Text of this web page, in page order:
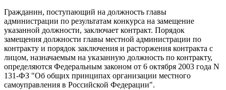
Гражданин, поступающий на должность главы
администрации по результатам конкурса на замещение
указанной должности, заключает контракт. Порядок
замещения должности главы местной администрации по
контракту и порядок заключения и расторжения контракта с
лицом, назначаемым на указанную должность по контракту,
определяются Федеральным законом от 6 октября 2003 года N
131-ФЗ "Об общих принципах организации местного
самоуправления в Российской Федерации".